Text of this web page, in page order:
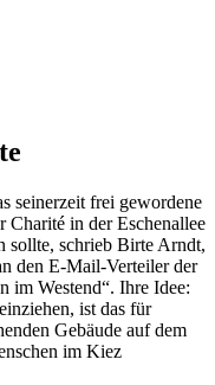
seinerzeit frei gewordene
Charité in der Eschenallee
sollte, schrieb Birte Arndt,
den E-Mail-Verteiler der
im Westend“. Ihre Idee:
ist das für
Gebäude auf dem
im Kiez